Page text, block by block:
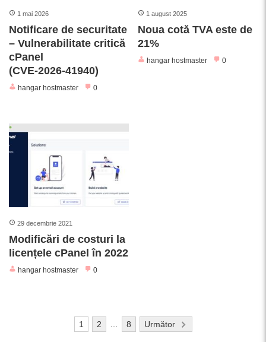
1 mai 2026
Notificare de securitate
– Vulnerabilitate critică
cPanel
(CVE‑2026‑41940)
hangar hostmaster 0
1 august 2025
Noua cotă TVA este de
21%
hangar hostmaster 0
29 decembrie 2021
Modificări de costuri la
licențele cPanel în 2022
hangar hostmaster 0
1 2 8 Următor